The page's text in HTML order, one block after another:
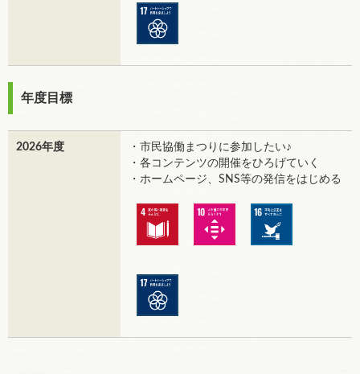
年度目標
2026年度
・市民協働まつりに参加したい♪
・各コンテンツの開催をひろげていく
・ホームページ、SNS等の発信をはじめる